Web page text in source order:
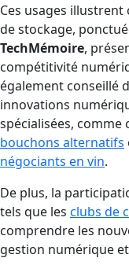
Ces usages
de stockage,
TechMémoire,
compétitivité
également conseillé
innovations
spécialisées, comme
bouchons alternatifs
négociants en vin.
De plus, la
tels que les clubs de
comprendre les
gestion numérique